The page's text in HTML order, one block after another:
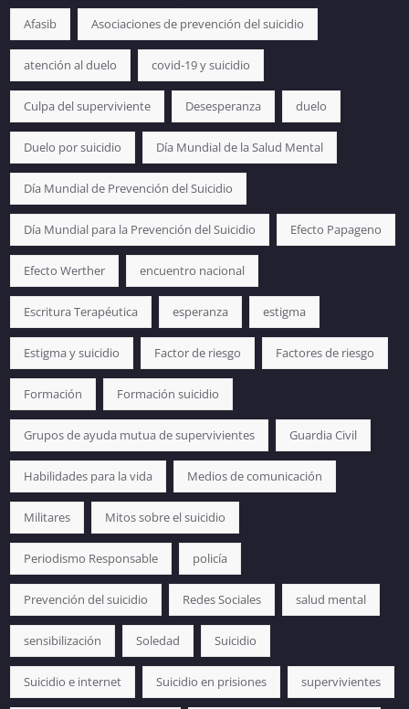
Afasib Asociaciones de prevención del suicidio
atención al duelo covid-19 y suicidio
Culpa del superviviente Desesperanza duelo
Duelo por suicidio Día Mundial de la Salud Mental
Día Mundial de Prevención del Suicidio
Día Mundial para la Prevención del Suicidio Efecto Papageno
Efecto Werther encuentro nacional
Escritura Terapéutica esperanza estigma
Estigma y suicidio Factor de riesgo Factores de riesgo
Formación Formación suicidio
Grupos de ayuda mutua de supervivientes Guardia Civil
Habilidades para la vida Medios de comunicación
Militares Mitos sobre el suicidio
Periodismo Responsable policía
Prevención del suicidio Redes Sociales salud mental
sensibilización Soledad Suicidio
Suicidio e internet Suicidio en prisiones supervivientes